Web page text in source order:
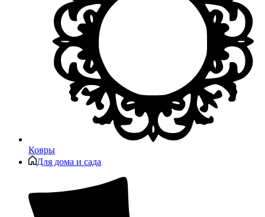
Ковры
Для дома и сада